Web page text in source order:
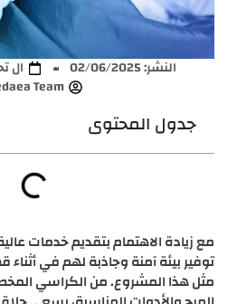
النشر:02/06/2025
ال
Team
جدول المحتوى
مع زيادة الاهتمام بتقديم خدمات
توفير بيئة آمنة وجاذبة لهم في أثناء
مثل هذا المشروع. من الكراسي